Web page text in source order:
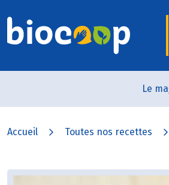
Le
Accueil Toutes nos recettes